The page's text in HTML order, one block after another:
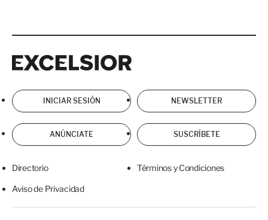
INICIAR SESIÓN NEWSLETTER
ANÚNCIATE SUSCRÍBETE
Directorio Términos y Condiciones
Aviso de Privacidad